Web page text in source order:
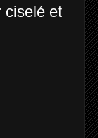
ciselé et